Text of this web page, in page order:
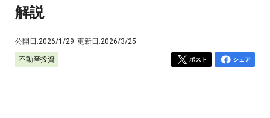
解説
公開日:2026/1/29 更新日:2026/3/25
不動産投資 ポスト シェア